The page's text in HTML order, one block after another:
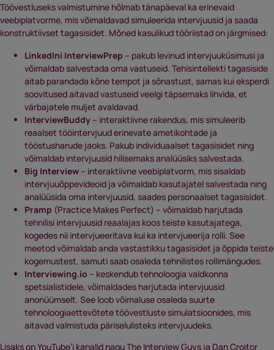
Töövestluseks valmistumine hõlmab tänapäeval ka erinevaid
veebiplatvorme, mis võimaldavad simuleerida intervjuusid ja saada
konstruktiivset tagasisidet. Mõned kasulikud tööriistad on järgmised:
LinkedIni InterviewPrep – pakub levinud intervjuuküsimusi ja
võimaldab salvestada oma vastuseid. Tehisintellekti tagasiside
aitab parandada kõne tempot ja sõnastust, samas kui eksperdi
soovitused aitavad vastuseid veelgi täpsemaks lihvida, et
värbajatele muljet avaldavad.
InterviewBuddy – interaktiivne rakendus, mis simuleerib
reaalset tööintervjuud erinevate ametikohtade ja
tööstusharude jaoks. Pakub individuaalset tagasisidet ning
võimaldab intervjuusid hilisemaks analüüsiks salvestada.
Big Interview – interaktiivne veebiplatvorm, mis sisaldab
intervjuuõppevideoid ja võimaldab kasutajatel salvestada ning
analüüsida oma intervjuusid, saades personaalset tagasisidet.
Pramp (Practice Makes Perfect) – võimaldab harjutada
tehnilisi intervjuusid reaalajas koos teiste kasutajatega,
kogedes nii intervjueeritava kui ka intervjueerija rolli. See
meetod võimaldab anda vastastikku tagasisidet ja õppida teiste
kogemustest, samuti saab osaleda tehnilistes rollimängudes.
Interviewing.io – keskendub tehnoloogia valdkonna
spetsialistidele, võimaldades harjutada intervjuusid
anonüümselt. See loob võimaluse osaleda suurte
tehnoloogiaettevõtete töövestluste simulatsioonides, mis
aitavad valmistuda päriselulisteks intervjuudeks.
Lisaks on YouTube’i kanalid nagu The Interview Guys ja Dan Croitor